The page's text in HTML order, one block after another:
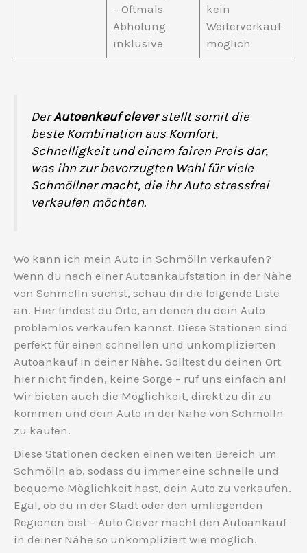
– Oftmals
Abholung
inklusive
kein
Weiterverkauf
möglich
DerAutoankauf cleverstellt somit die
beste Kombination aus Komfort,
Schnelligkeit und einem fairen Preis dar,
was ihn zur bevorzugten Wahl für viele
Schmöllner macht, die ihr Auto stressfrei
verkaufen möchten.
Wo kann ich mein Auto in Schmölln verkaufen?
Wenn du nach einer Autoankaufstation in der Nähe
von Schmölln suchst, schau dir die folgende Liste
an. Hier findest du Orte, an denen du dein Auto
problemlos verkaufen kannst. Diese Stationen sind
perfekt für einen schnellen und unkomplizierten
Autoankauf in deiner Nähe. Solltest du deinen Ort
hier nicht finden, keine Sorge – ruf uns einfach an!
Wir bieten auch die Möglichkeit, direkt zu dir zu
kommen und dein Auto in der Nähe von Schmölln
zu kaufen.
Diese Stationen decken einen weiten Bereich um
Schmölln ab, sodass du immer eine schnelle und
bequeme Möglichkeit hast, dein Auto zu verkaufen.
Egal, ob du in der Stadt oder den umliegenden
Regionen bist – Auto Clever macht den Autoankauf
in deiner Nähe so unkompliziert wie möglich.